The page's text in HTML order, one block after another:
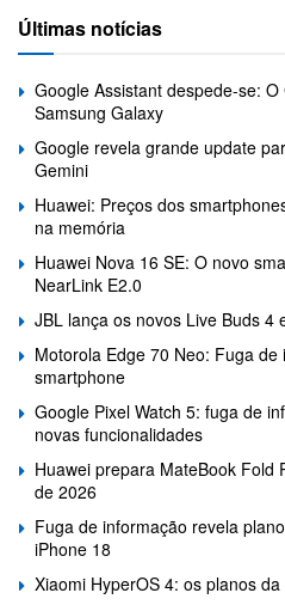
Últimas notícias
Google Assistant despede-se:
Samsung Galaxy
Google revela grande update
Gemini
Huawei: Preços dos
na memória
Huawei Nova 16 SE: O novo
NearLink E2.0
JBL lança os novos Live Buds 4
Motorola Edge 70 Neo: Fuga
smartphone
Google Pixel Watch 5: fuga de
novas funcionalidades
Huawei prepara MateBook Fold
de 2026
Fuga de informação revela
iPhone 18
Xiaomi HyperOS 4: os planos